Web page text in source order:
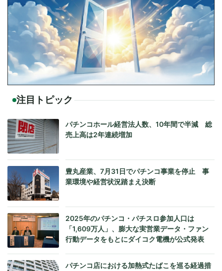
注目トピック
パチンコホール経営法人数、10年間で半減 総
売上高は2年連続増加
豊丸産業、7月31日でパチンコ事業を停止 事
業環境や経営状況踏まえ決断
2025年のパチンコ・パチスロ参加人口は
「1,609万人」、膨大な実営業データ・ファン
行動データをもとにダイコク電機が公式発表
パチンコ店における加熱式たばこを巡る経過措